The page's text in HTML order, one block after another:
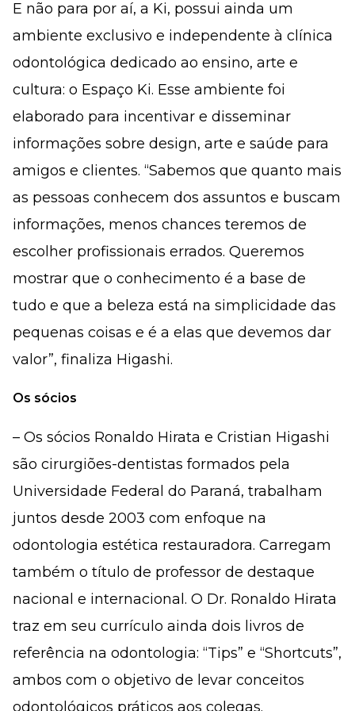
E não para por aí, a Ki, possui ainda um
ambiente exclusivo e independente à clínica
odontológica dedicado ao ensino, arte e
cultura: o Espaço Ki. Esse ambiente foi
elaborado para incentivar e disseminar
informações sobre design, arte e saúde para
amigos e clientes. “Sabemos que quanto mais
as pessoas conhecem dos assuntos e buscam
informações, menos chances teremos de
escolher profissionais errados. Queremos
mostrar que o conhecimento é a base de
tudo e que a beleza está na simplicidade das
pequenas coisas e é a elas que devemos dar
valor”, finaliza Higashi.
Os sócios
– Os sócios Ronaldo Hirata e Cristian Higashi
são cirurgiões-dentistas formados pela
Universidade Federal do Paraná, trabalham
juntos desde 2003 com enfoque na
odontologia estética restauradora. Carregam
também o título de professor de destaque
nacional e internacional. O Dr. Ronaldo Hirata
traz em seu currículo ainda dois livros de
referência na odontologia: “Tips” e “Shortcuts”,
ambos com o objetivo de levar conceitos
odontológicos práticos aos colegas.